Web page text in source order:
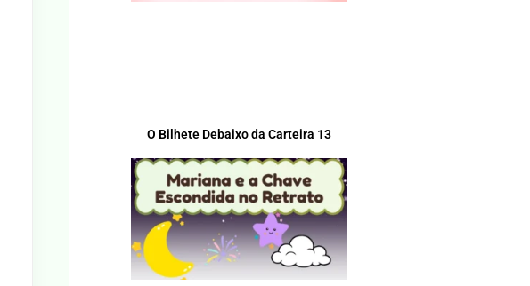
O Bilhete Debaixo da Carteira 13